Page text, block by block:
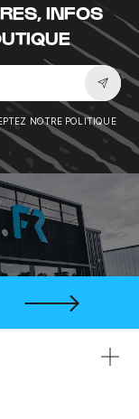
INFOS
NOTRE POLITIQUE